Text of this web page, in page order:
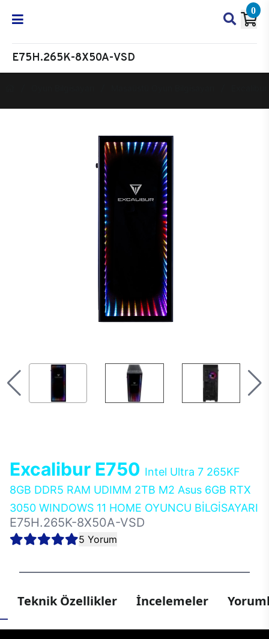
0
E75H.265K-8X50A-VSD
Excalibur E750 Intel Ultra 7 265KF
8GB DDR5 RAM UDIMM 2TB M2 Asus 6GB RTX
3050 WINDOWS 11 HOME OYUNCU BİLGİSAYARI
E75H.265K-8X50A-VSD
5 Yorum
Teknik Özellikler İncelemeler